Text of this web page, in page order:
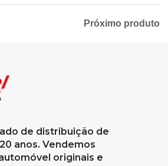
Próximo produto
de distribuição de
anos. Vendemos
originais e